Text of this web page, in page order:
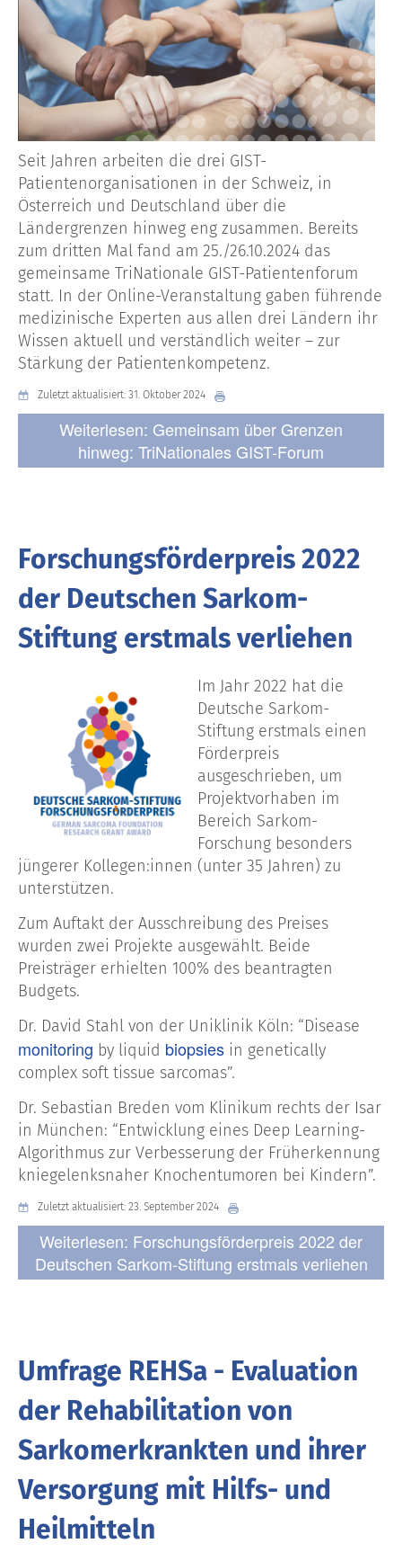
Seit Jahren arbeiten die drei GIST-
Patientenorganisationen in der Schweiz, in
Österreich und Deutschland über die
Ländergrenzen hinweg eng zusammen. Bereits
zum dritten Mal fand am 25./26.10.2024 das
gemeinsame TriNationale GIST-Patientenforum
statt. In der Online-Veranstaltung gaben führende
medizinische Experten aus allen drei Ländern ihr
Wissen aktuell und verständlich weiter – zur
Stärkung der Patientenkompetenz.
Zuletzt aktualisiert: 31. Oktober 2024
Weiterlesen: Gemeinsam über Grenzen
hinweg: TriNationales GIST-Forum
Forschungsförderpreis 2022
der Deutschen Sarkom-
Stiftung erstmals verliehen
Im Jahr 2022 hat die
Deutsche Sarkom-
Stiftung erstmals einen
Förderpreis
ausgeschrieben, um
Projektvorhaben im
Bereich Sarkom-
Forschung besonders
jüngerer Kollegen:innen (unter 35 Jahren) zu
unterstützen.
Zum Auftakt der Ausschreibung des Preises
wurden zwei Projekte ausgewählt. Beide
Preisträger erhielten 100% des beantragten
Budgets.
Dr. David Stahl von der Uniklinik Köln: “Disease
monitoring by liquid biopsies in genetically
complex soft tissue sarcomas”.
Dr. Sebastian Breden vom Klinikum rechts der Isar
in München: “Entwicklung eines Deep Learning-
Algorithmus zur Verbesserung der Früherkennung
kniegelenksnaher Knochentumoren bei Kindern”.
Zuletzt aktualisiert: 23. September 2024
Weiterlesen: Forschungsförderpreis 2022 der
Deutschen Sarkom-Stiftung erstmals verliehen
Umfrage REHSa - Evaluation
der Rehabilitation von
Sarkomerkrankten und ihrer
Versorgung mit Hilfs- und
Heilmitteln